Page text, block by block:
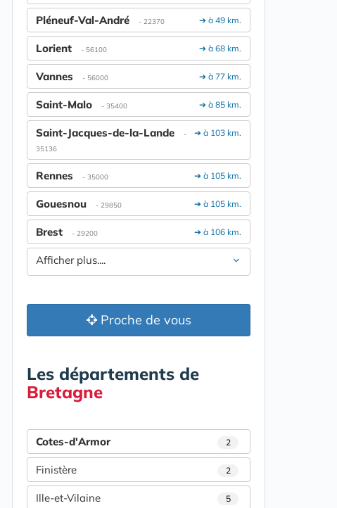
➔ à 49 km.
Pléneuf-Val-André - 22370
➔ à 68 km.
Lorient - 56100
➔ à 77 km.
Vannes - 56000
➔ à 85 km.
Saint-Malo - 35400
➔ à 103 km.
Saint-Jacques-de-la-Lande
-
35136
➔ à 105 km.
Rennes - 35000
➔ à 105 km.
Gouesnou - 29850
➔ à 106 km.
Brest - 29200
Afficher plus....
Proche de vous
Les départements de
Bretagne
Cotes-d'Armor 2
Finistère 2
Ille-et-Vilaine 5